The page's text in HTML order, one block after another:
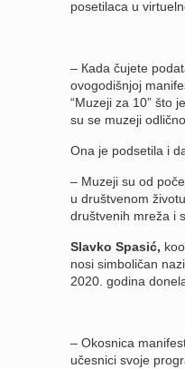
posetilaca u
– Кada čujete
ovogodišnjoj
“Muzeji za 10” što
su se muzeji
Ona je podsetila i
– Muzeji su od
u društvenom
društvenih mreža i
Slavko Spasić,
nosi simboličan
2020. godina
– Okosnica
učesnici svoje